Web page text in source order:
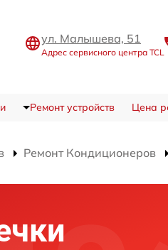
ул. Малышева, 51
Адрес сервисного центра TCL
Ремонт устройств Цена
Ремонт Кондиционеров